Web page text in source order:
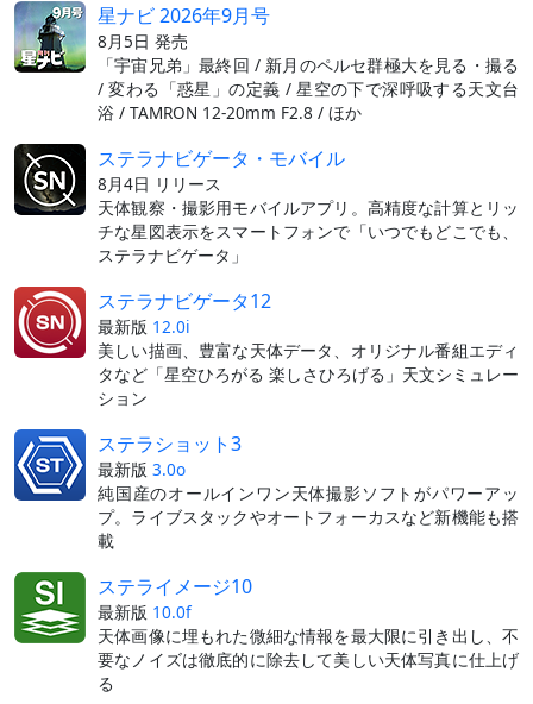
星ナビ 2026年9月号
8月5日 発売
「宇宙兄弟」最終回 / 新月のペルセ群極大を見る・撮る
/ 変わる「惑星」の定義 / 星空の下で深呼吸する天文台
浴 / TAMRON 12-20mm F2.8 / ほか
ステラナビゲータ・モバイル
8月4日 リリース
天体観察・撮影用モバイルアプリ。高精度な計算とリッ
チな星図表示をスマートフォンで「いつでもどこでも、
ステラナビゲータ」
ステラナビゲータ12
最新版 12.0i
美しい描画、豊富な天体データ、オリジナル番組エディ
タなど「星空ひろがる 楽しさひろげる」天文シミュレー
ション
ステラショット3
最新版 3.0o
純国産のオールインワン天体撮影ソフトがパワーアッ
プ。ライブスタックやオートフォーカスなど新機能も搭
載
ステライメージ10
最新版 10.0f
天体画像に埋もれた微細な情報を最大限に引き出し、不
要なノイズは徹底的に除去して美しい天体写真に仕上げ
る